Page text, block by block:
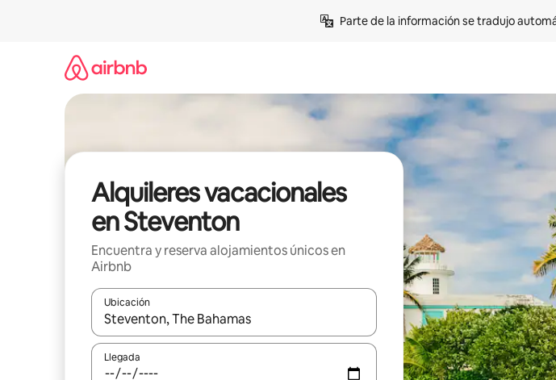
Parte de la información se tradujo
Alquileres vacacionales
en Steventon
Encuentra y reserva alojamientos únicos en
Airbnb
Ubicación
Cuando los resultados estén disponibles, navega con las teclas de flecha hacia arriba
Llegada